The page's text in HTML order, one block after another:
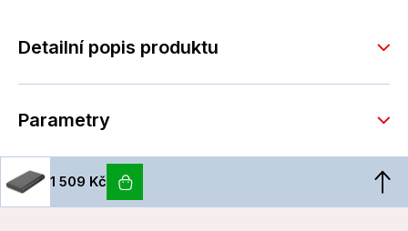
Detailní popis produktu
Parametry
1 509 Kč